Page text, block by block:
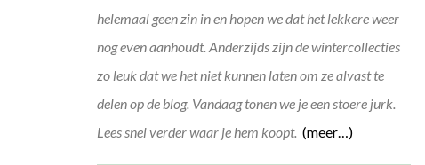
helemaal geen zin in en hopen we dat het lekkere weer
nog even aanhoudt. Anderzijds zijn de wintercollecties
zo leuk dat we het niet kunnen laten om ze alvast te
delen op de blog. Vandaag tonen we je een stoere jurk.
Lees snel verder waar je hem koopt. (meer…)